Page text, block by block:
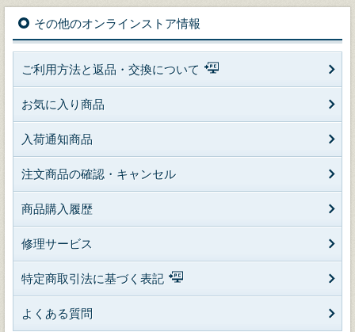
その他のオンラインストア情報
ご利用方法と返品・交換について
お気に入り商品
入荷通知商品
注文商品の確認・キャンセル
商品購入履歴
修理サービス
特定商取引法に基づく表記
よくある質問